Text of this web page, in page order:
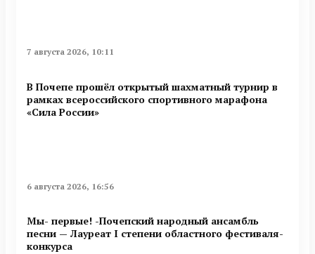
7 августа 2026, 10:11
В Почепе прошёл открытый шахматный турнир в
рамках всероссийского спортивного марафона
«Сила России»
6 августа 2026, 16:56
Мы- первые! -Почепский народный ансамбль
песни — Лауреат I степени областного фестиваля-
конкурса